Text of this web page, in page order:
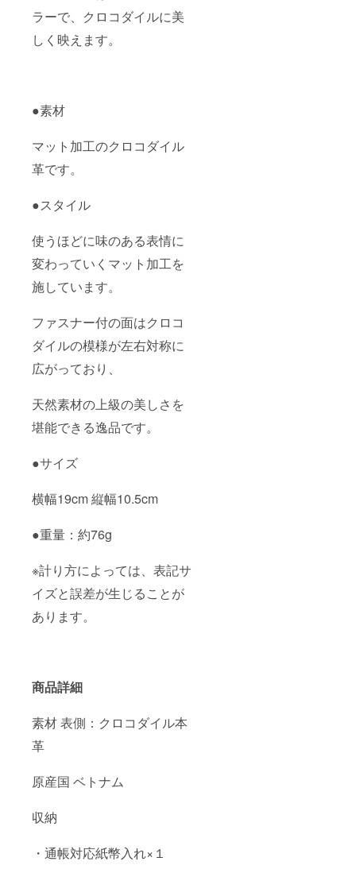
ラーで、クロコダイルに美
しく映えます。
●素材
マット加工のクロコダイル
革です。
●スタイル
使うほどに味のある表情に
変わっていくマット加工を
施しています。
ファスナー付の面はクロコ
ダイルの模様が左右対称に
広がっており、
天然素材の上級の美しさを
堪能できる逸品です。
●サイズ
横幅19cm 縦幅10.5cm
●重量：約76g
※計り方によっては、表記サ
イズと誤差が生じることが
あります。
商品詳細
素材 表側：クロコダイル本
革
原産国 ベトナム
収納
・通帳対応紙幣入れ×１